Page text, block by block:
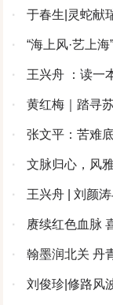
· 于春生|灵蛇献
·
“海上风·艺上
活动开幕仪式在
·
王兴舟 ：读一本书 知一条河 ——《图说洹
河》序
· 黄红梅｜踏寻
·
张文平：苦难
评孟黎明先生《
·
文脉归心，风
集》《风雅集》
· 王兴舟 | 刘颜
·
赓续红色血脉
愿军老战士
·
翰墨润北关 丹
书画展圆满举办
· 刘俊珍|修路风